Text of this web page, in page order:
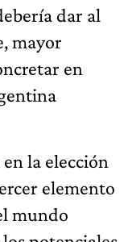
dar al
mayor
en
la elección
elemento
mundo